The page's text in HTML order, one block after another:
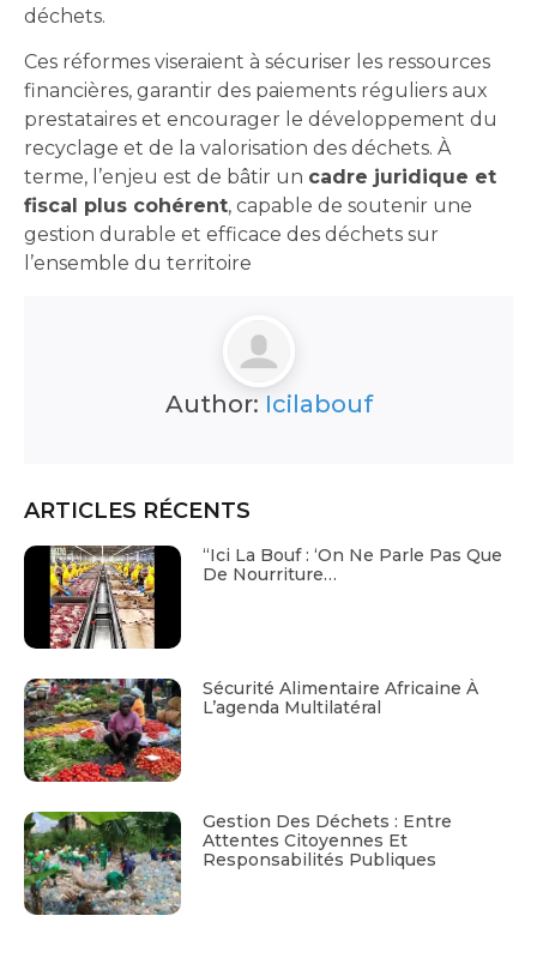
déchets.
Ces réformes viseraient à sécuriser les ressources
financières, garantir des paiements réguliers aux
prestataires et encourager le développement du
recyclage et de la valorisation des déchets. À
terme, l’enjeu est de bâtir un cadre juridique et
fiscal plus cohérent, capable de soutenir une
gestion durable et efficace des déchets sur
l’ensemble du territoire
Author: Icilabouf
ARTICLES RÉCENTS
“Ici La Bouf : ‘On Ne Parle Pas Que
De Nourriture…
Sécurité Alimentaire Africaine À
L’agenda Multilatéral
Gestion Des Déchets : Entre
Attentes Citoyennes Et
Responsabilités Publiques